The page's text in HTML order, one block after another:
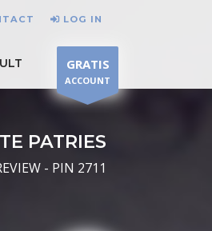
LOG IN
GRATIS
ACCOUNT
PATRIES
- PIN 2711